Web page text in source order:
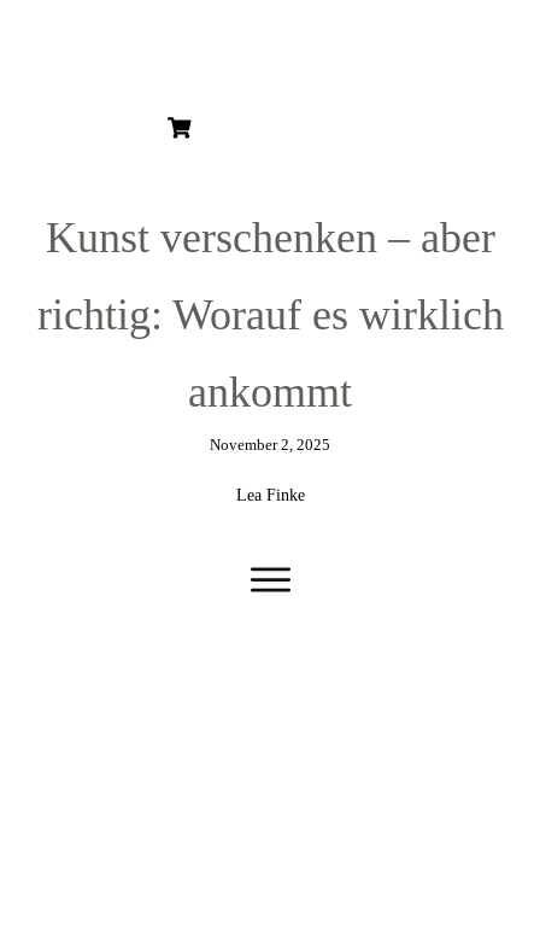
KUNSTDRUCKE
Kunst verschenken – aber
richtig: Worauf es wirklich
ankommt
November 2, 2025
Lea Finke